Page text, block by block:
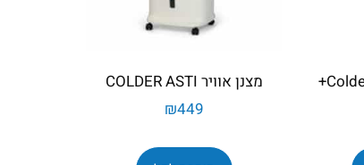
מצנן אוויר COLDER ASTI
₪449